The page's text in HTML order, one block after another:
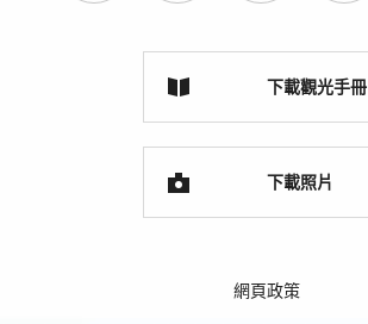
下載觀光手冊
下載照片
網頁政策